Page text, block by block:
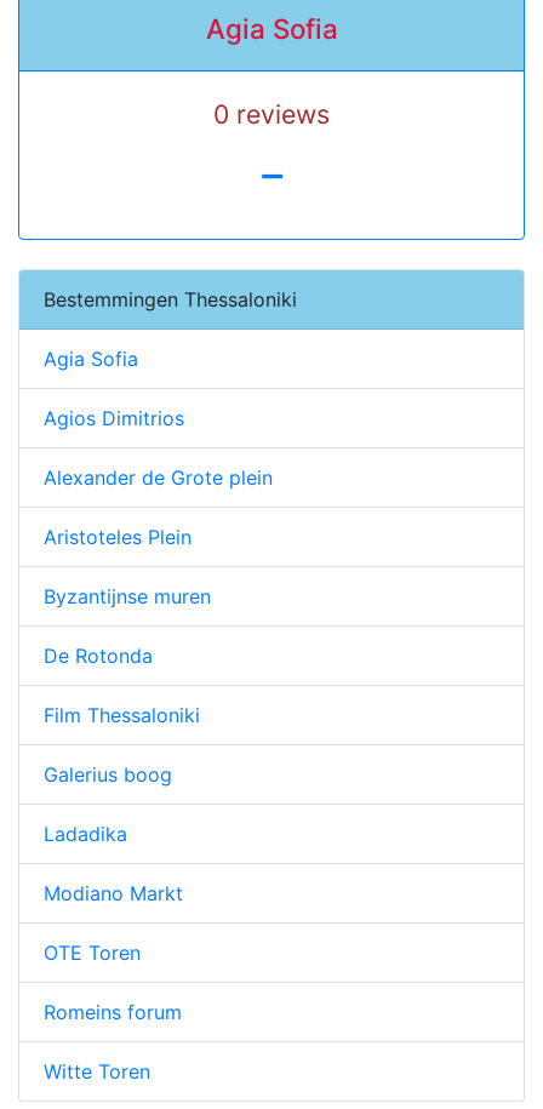
Agia Sofia
0 reviews
-
Bestemmingen Thessaloniki
Agia Sofia
Agios Dimitrios
Alexander de Grote plein
Aristoteles Plein
Byzantijnse muren
De Rotonda
Film Thessaloniki
Galerius boog
Ladadika
Modiano Markt
OTE Toren
Romeins forum
Witte Toren